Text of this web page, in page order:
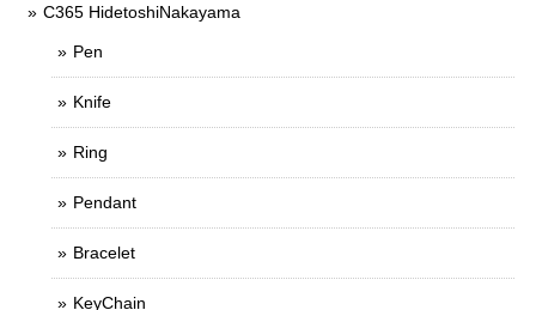
C365 HidetoshiNakayama
Pen
Knife
Ring
Pendant
Bracelet
KeyChain